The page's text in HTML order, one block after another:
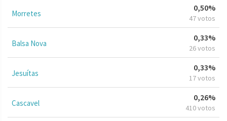
Morretes
0,50%
47 votos
Balsa Nova
0,33%
26 votos
Jesuítas
0,33%
17 votos
Cascavel
0,26%
410 votos